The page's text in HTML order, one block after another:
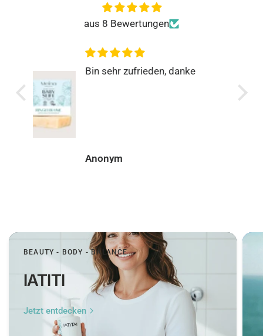
aus 8 Bewertungen
Rundum zufrieden
Peer
BEAUTY - BODY - BALANCE
IATITI
Jetzt entdecken